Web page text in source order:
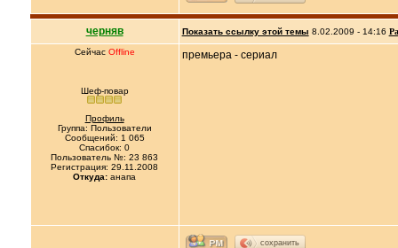
черняв Показать ссылку этой темы 8.02.2009 - 14:16
Сейчас Offline
Шеф-повар
Профиль
Группа: Пользователи
Сообщений: 1 065
Спасибок: 0
Пользователь №: 23 863
Регистрация: 29.11.2008
Откуда: анапа
премьера - сериал
сохранить